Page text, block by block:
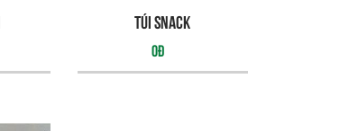
Túi snack
0đ